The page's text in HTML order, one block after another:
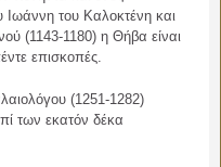
Ιωάννη του Καλοκτένη και
(1143-1180) η Θήβα είναι
επισκοπές.
(1251-1282)
των εκατόν δέκα